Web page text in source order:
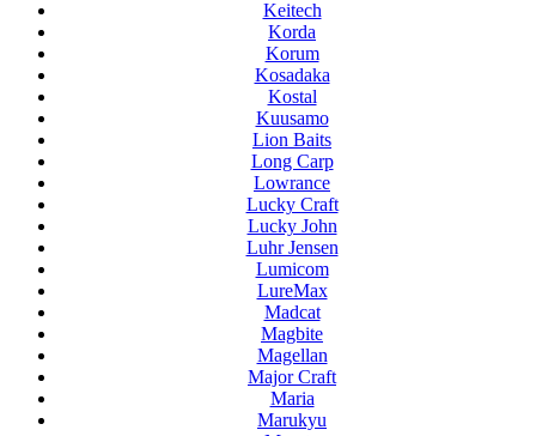
Keitech
Korda
Korum
Kosadaka
Kostal
Kuusamo
Lion Baits
Long Carp
Lowrance
Lucky Craft
Lucky John
Luhr Jensen
Lumicom
LureMax
Madcat
Magbite
Magellan
Major Craft
Maria
Marukyu